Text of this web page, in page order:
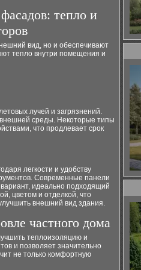
тепло и
вид, но и обеспечивают
тепло внутри помещения и
лучей и загрязнений.
среды. Некоторые типы
что продлевает срок
легкости и удобству
Современные панели
идеально подходящий
цветом и отделкой, что
внешний вид здания.
частного дома
теплоизоляцию и
и позволяет значительно
не только комфортную